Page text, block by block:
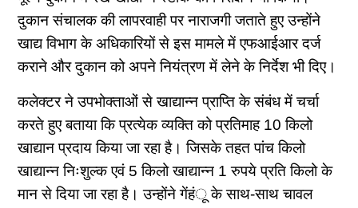
दुकान संचालक की लापरवाही पर नाराजगी जताते हुए उन्होंने
खाद्य विभाग के अधिकारियों से इस मामले में एफआईआर दर्ज
कराने और दुकान को अपने नियंत्रण में लेने के निर्देश भी दिए।
कलेक्टर ने उपभोक्ताओं से खाद्यान्न प्राप्ति के संबंध में चर्चा
करते हुए बताया कि प्रत्येक व्यक्ति को प्रतिमाह 10 किलो
खाद्यान प्रदाय किया जा रहा है। जिसके तहत पांच किलो
खाद्यान्न निःशुल्क एवं 5 किलो खाद्यान्न 1 रुपये प्रति किलो के
मान से दिया जा रहा है। उन्होंने गेंहंू के साथ-साथ चावल